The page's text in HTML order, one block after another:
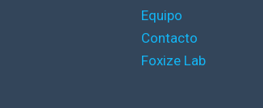
Equipo
Contacto
Foxize Lab